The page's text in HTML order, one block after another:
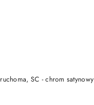
SC - chrom satynowy